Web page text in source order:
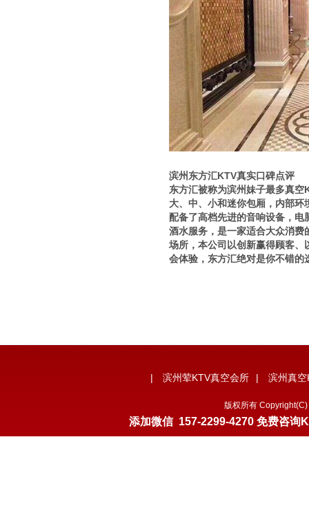
滨州东方汇KTV真实口碑点评
东方汇被称为滨州妹子最多真
大、中、小和迷你包厢，内部
配备了高档先进的音响设备，
酒水服务，是一家适合大众消
场所，本公司以创新赢得顾客
会体验，东方汇绝对是你不错的
| 滨州荤KTV真空会所 | 滨州真
版权所有
添加微信 157-2299-4270免费咨询